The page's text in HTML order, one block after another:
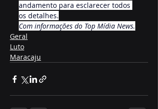
andamento para esclarecer todos
os detalhes.
Com informações do Top Mídia News.
Geral
Luto
Maracaju